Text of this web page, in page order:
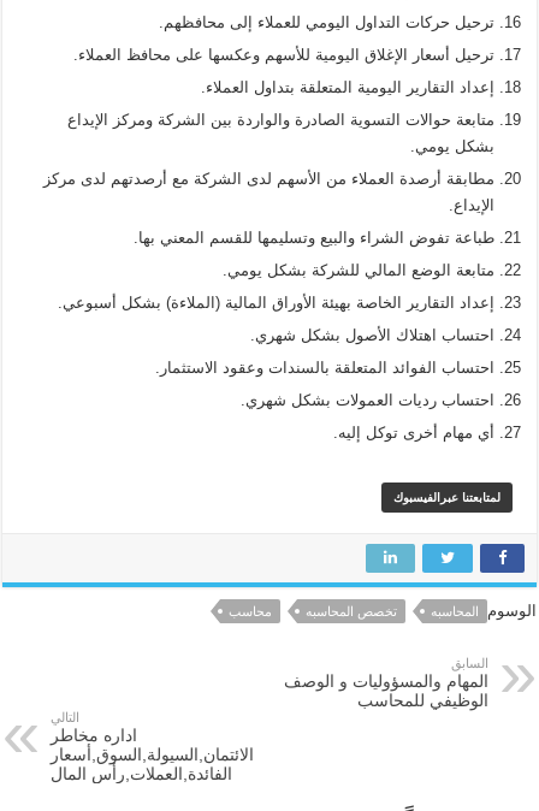
ترحيل حركات التداول اليومي للعملاء إلى محافظهم.
ترحيل أسعار الإغلاق اليومية للأسهم وعكسها على محافظ العملاء.
إعداد التقارير اليومية المتعلقة بتداول العملاء.
متابعة حوالات التسوية الصادرة والواردة بين الشركة ومركز الإيداع
بشكل يومي.
مطابقة أرصدة العملاء من الأسهم لدى الشركة مع أرصدتهم لدى مركز
الإيداع.
طباعة تفوض الشراء والبيع وتسليمها للقسم المعني بها.
متابعة الوضع المالي للشركة بشكل يومي.
إعداد التقارير الخاصة بهيئة الأوراق المالية (الملاءة) بشكل أسبوعي.
احتساب اهتلاك الأصول بشكل شهري.
احتساب الفوائد المتعلقة بالسندات وعقود الاستثمار.
احتساب رديات العمولات بشكل شهري.
أي مهام أخرى توكل إليه.
لمتابعتنا عبرالفيسبوك
الوسوم المحاسبه تخصص المحاسبه محاسب
السابق
المهام والمسؤوليات و الوصف
الوظيفي للمحاسب
التالي
اداره مخاطر
الائتمان,السيولة,السوق,أسعار
الفائدة,العملات,رأس المال